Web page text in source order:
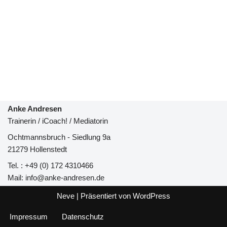
Anke Andresen
Trainerin / iCoach! / Mediatorin
Ochtmannsbruch - Siedlung 9a
21279 Hollenstedt
Tel. : +49 (0) 172 4310466
Mail: info@anke-andresen.de
Neve | Präsentiert von WordPress
Impressum Datenschutz